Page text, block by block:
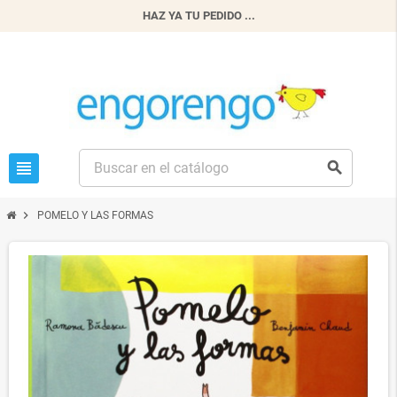
HAZ YA TU PEDIDO ...
view_headline search
chevron_right POMELO Y LAS FORMAS